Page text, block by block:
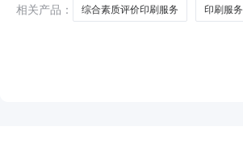
相关产品：
综合素质评价印刷服务 印刷服务